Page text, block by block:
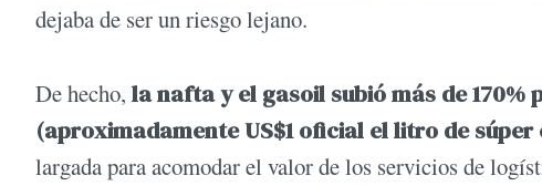
dejaba de ser un riesgo lejano.
De hecho, la nafta y el gasoil subió más de
(aproximadamente US$1 oficial el litro de súper
largada para acomodar el valor de los servicios de